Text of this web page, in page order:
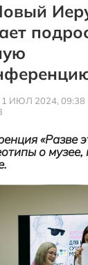
ИЮЛ 2024, 09:38
«Разве
о музее,